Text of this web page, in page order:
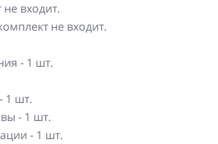
входит.
не входит.
- 1 шт.
1 шт.
- 1 шт.
- 1 шт.